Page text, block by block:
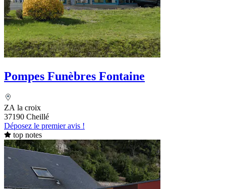
Pompes Funèbres Fontaine
ZA la croix
37190 Cheillé
Déposez le premier avis !
top notes